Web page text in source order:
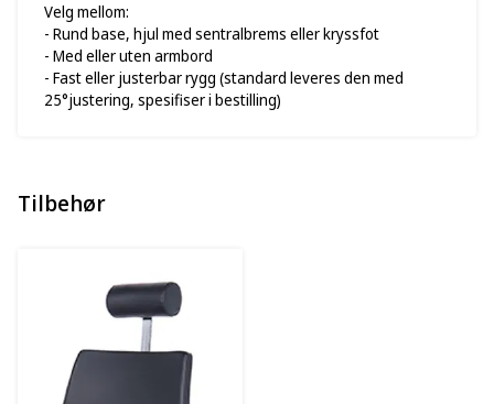
Velg mellom:
- Rund base, hjul med sentralbrems eller kryssfot
- Med eller uten armbord
- Fast eller justerbar rygg (standard leveres den med
25°justering, spesifiser i bestilling)
Tilbehør